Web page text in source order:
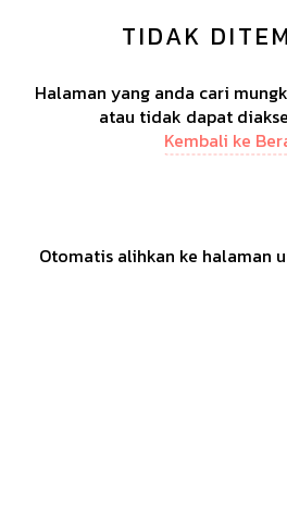
TIDAK
Halaman yang anda cari
atau tidak dapat
Kembali ke
Otomatis alihkan ke halaman